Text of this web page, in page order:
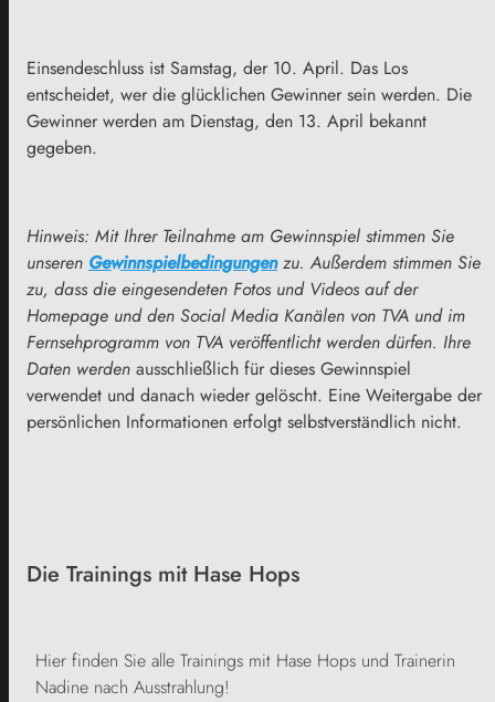
Einsendeschluss ist Samstag, der 10. April. Das Los
entscheidet, wer die glücklichen Gewinner sein werden. Die
Gewinner werden am Dienstag, den 13. April bekannt
gegeben.
Hinweis: Mit Ihrer Teilnahme am Gewinnspiel stimmen Sie
unseren Gewinnspielbedingungenzu. Außerdem stimmen Sie
zu, dass die eingesendeten Fotos und Videos auf der
Homepage und den Social Media Kanälen von TVA und im
Fernsehprogramm von TVA veröffentlicht werden dürfen. Ihre
Daten werden ausschließlich für dieses Gewinnspiel
verwendet und danach wieder gelöscht. Eine Weitergabe der
persönlichen Informationen erfolgt selbstverständlich nicht.
Die Trainings mit Hase Hops
Hier finden Sie alle Trainings mit Hase Hops und Trainerin
Nadine nach Ausstrahlung!